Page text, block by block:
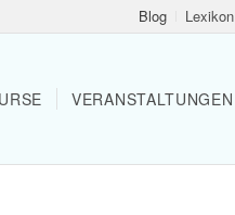
Blog Lexikon
VERAN­STAL­TUNGEN